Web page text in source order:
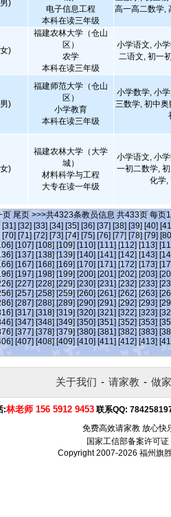
)
电子信息工程
本科在读三年级
高一高二数学,
)
福建农林大学（仓山
区）
农学
本科在读三年级
小学语文, 小
二语文, 初一
)
福建师范大学（仓山
区）
小学教育
本科在读三年级
小学数学, 小
三数学, 初中
)
福建农林大学（大学
城）
材料科学与工程
大专在读一年级
小学语文, 小
一初二数学,
化学,
页 尾页 >>>共4323条教员信息 共433页 每页
[31] [32] [33] [34] [35] [36] [37] [38] [39] [40]
[70] [71] [72] [73] [74] [75] [76] [77] [78] [79]
[107] [108] [109] [110] [111] [112] [113]
[137] [138] [139] [140] [141] [142] [143]
[167] [168] [169] [170] [171] [172] [173]
[197] [198] [199] [200] [201] [202] [203]
[227] [228] [229] [230] [231] [232] [233]
[257] [258] [259] [260] [261] [262] [263]
[287] [288] [289] [290] [291] [292] [293]
[317] [318] [319] [320] [321] [322] [323]
[347] [348] [349] [350] [351] [352] [353]
[377] [378] [379] [380] [381] [382] [383]
[407] [408] [409] [410] [411] [412] [413]
关于我们 - 请家教 - 做
:林老师 156 5912 9453 联系QQ:
免费高效请家教 放心快
国家工信部备案许可证
Copyright 2007-2026 福州旗